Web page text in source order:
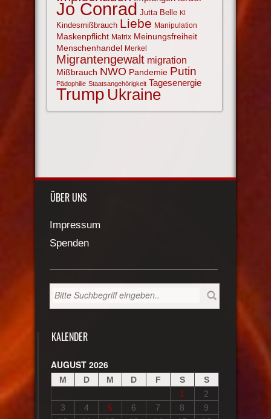
Jo Conrad Jutta Belle KI
Kindesmißbrauch Liebe Manipulation
Maskenpflicht Matrix Meinungsfreiheit
Menschenhandel Merkel
Migrantengewalt migration
Mißbrauch NWO Pandemie Putin
Pädophilie Staatsangehörigkeit Tagesenergie
Trump Ukraine
ÜBER UNS
Impressum
Spenden
KALENDER
AUGUST 2026
M D M D F S
S
1
2
3
4 5 6 7 8
9